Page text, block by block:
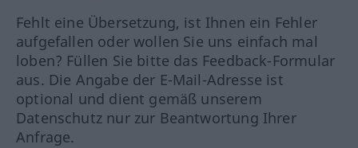
Fehlt eine Übersetzung, ist Ihnen ein Fehler
aufgefallen oder wollen Sie uns einfach mal
loben? Füllen Sie bitte das Feedback-Formular
aus. Die Angabe der E-Mail-Adresse ist
optional und dient gemäß unserem
Datenschutz nur zur Beantwortung Ihrer
Anfrage.